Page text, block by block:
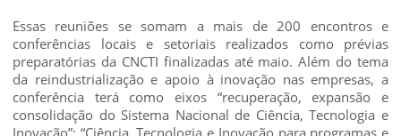
Essas reuniões se somam a mais de 200 encontros e
conferências locais e setoriais realizados como prévias
preparatórias da CNCTI finalizadas até maio. Além do tema
da reindustrialização e apoio à inovação nas empresas, a
conferência terá como eixos “recuperação, expansão e
consolidação do Sistema Nacional de Ciência, Tecnologia e
Inovação”; “Ciência, Tecnologia e Inovação para programas e